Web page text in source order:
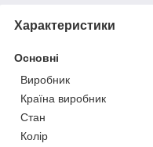
Характеристики
Основні
Виробник
Країна виробник
Стан
Колір